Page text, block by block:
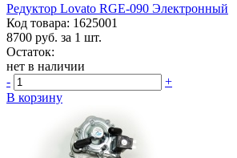
Редуктор Lovato RGE-090 Электронный
Код товара: 1625001
8700 руб. за 1 шт.
Остаток:
нет в наличии
-
+
В корзину